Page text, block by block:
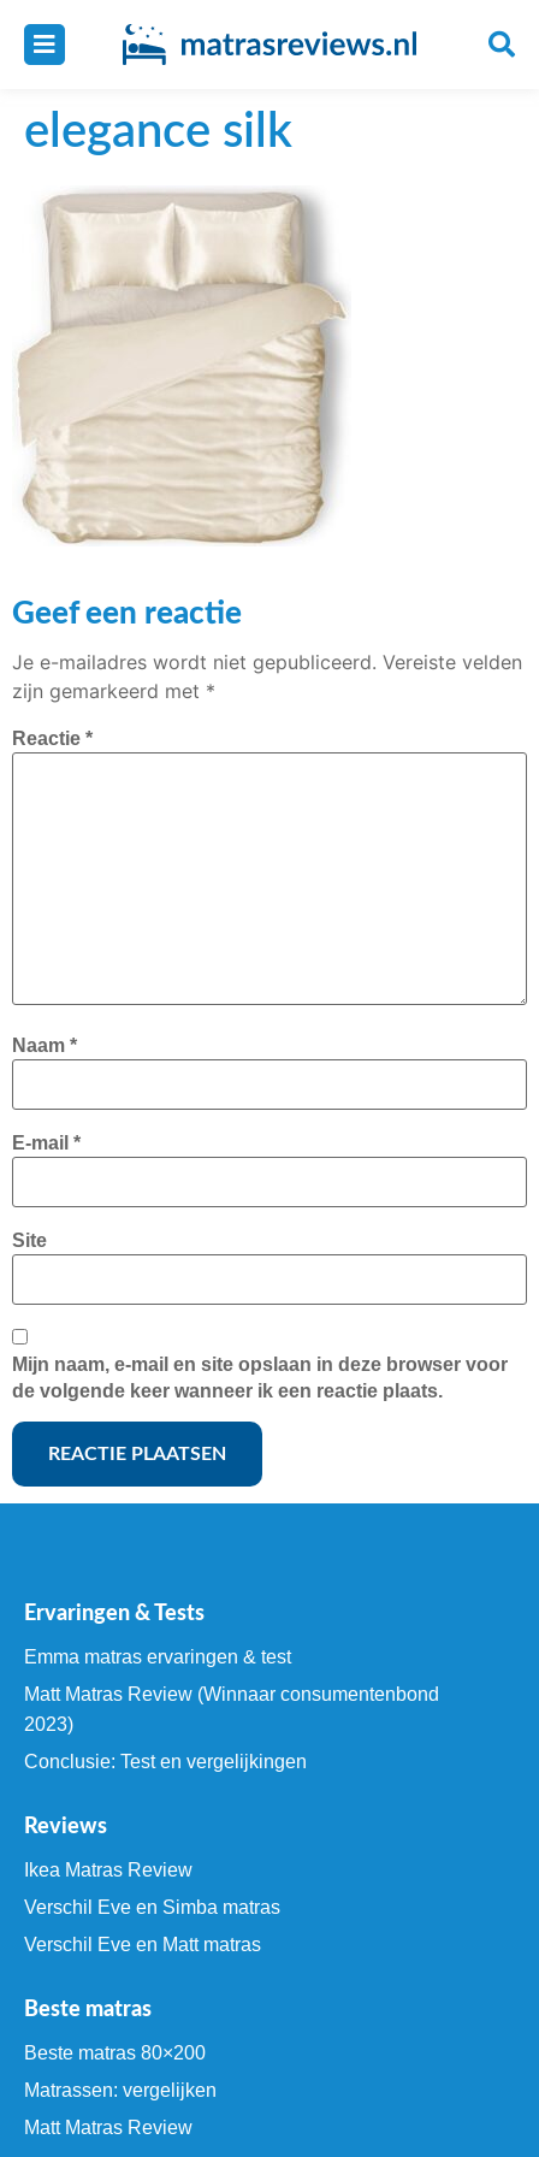
elegance silk
Geef een reactie
Je e-mailadres wordt niet gepubliceerd. Vereiste velden
zijn gemarkeerd met *
Reactie *
Naam *
E-mail *
Site
Mijn naam, e-mail en site opslaan in deze browser voor
de volgende keer wanneer ik een reactie plaats.
Ervaringen & Tests
Emma matras ervaringen & test
Matt Matras Review (Winnaar consumentenbond
2023)
Conclusie: Test en vergelijkingen
Reviews
Ikea Matras Review
Verschil Eve en Simba matras
Verschil Eve en Matt matras
Beste matras
Beste matras 80×200
Matrassen: vergelijken
Matt Matras Review